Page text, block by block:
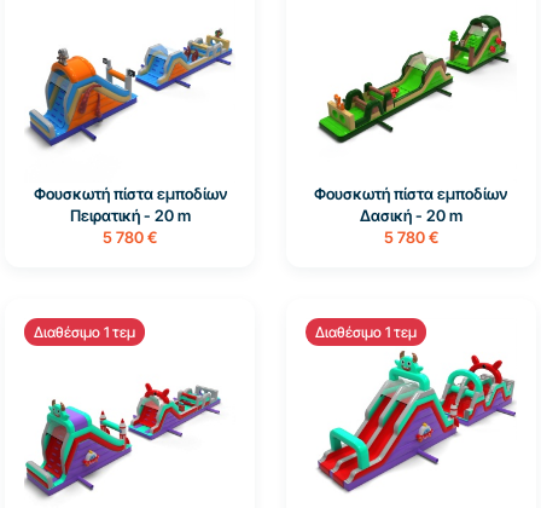
Φουσκωτή πίστα εμποδίων
Πειρατική - 20 m
5 780 €
Φουσκωτή πίστα εμποδίων
Δασική - 20 m
5 780 €
Διαθέσιμο 1 τεμ Διαθέσιμο 1 τεμ